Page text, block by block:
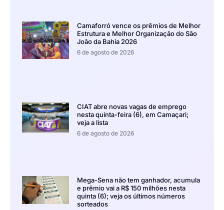
Camaforró vence os prêmios de Melhor
Estrutura e Melhor Organização do São
João da Bahia 2026
6 de agosto de 2026
CIAT abre novas vagas de emprego
nesta quinta-feira (6), em Camaçari;
veja a lista
6 de agosto de 2026
Mega-Sena não tem ganhador, acumula
e prêmio vai a R$ 150 milhões nesta
quinta (6); veja os últimos números
sorteados